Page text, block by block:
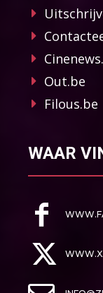
Out.be
Filous.be
WAAR